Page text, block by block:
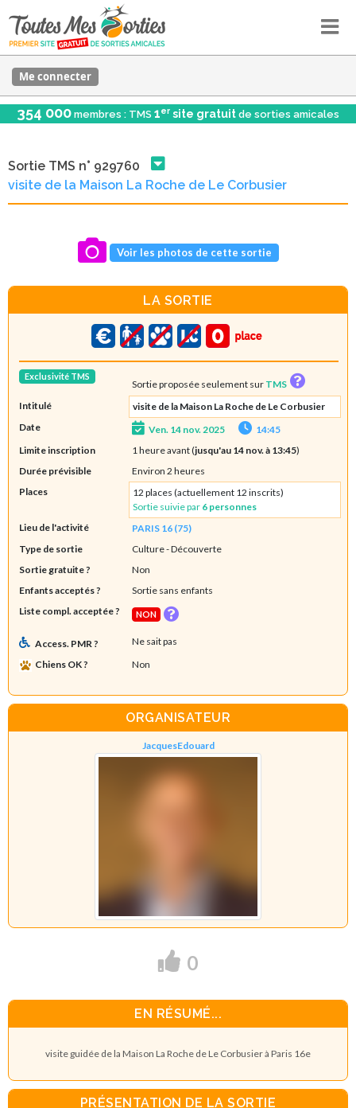
Me connecter
354 000 membres : TMS 1er site gratuit de sorties amicales
Sortie TMS n° 929760
visite de la Maison La Roche de Le Corbusier
Voir les photos de cette sortie
LA SORTIE
Exclusivité TMS
Sortie proposée seulement sur TMS
Intitulé
visite de la Maison La Roche de Le Corbusier
Date
Ven. 14 nov. 2025
14:45
Limite inscription
1 heure avant (jusqu'au 14 nov. à 13:45)
Durée prévisible
Environ 2 heures
Places
12 places (actuellement 12 inscrits)
Sortie suivie par 6 personnes
Lieu de l'activité
PARIS 16 (75)
Type de sortie
Culture- Découverte
Sortie gratuite ?
Non
Enfants acceptés ?
Sortie sans enfants
Liste compl. acceptée ?
NON
Access. PMR ?
Ne sait pas
Chiens OK ?
Non
ORGANISATEUR
JacquesEdouard
0
EN RÉSUMÉ...
visite guidée de la Maison La Roche de Le Corbusier à Paris 16e
PRÉSENTATION DE LA SORTIE